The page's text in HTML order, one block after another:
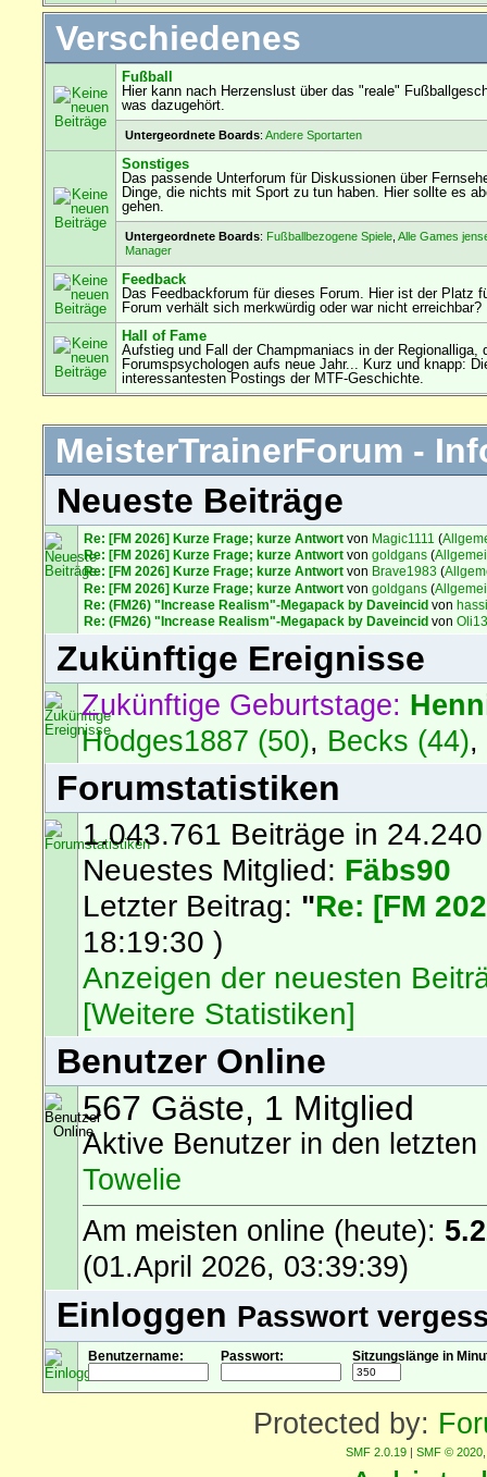
Verschiedenes
Fußball
Hier kann nach Herzenslust über das "reale"
was dazugehört.
Untergeordnete Boards: Andere Sportarten
Sonstiges
Das passende Unterforum für Diskussionen über
Dinge, die nichts mit Sport zu tun haben. Hier sollte es
gehen.
Untergeordnete Boards: Fußballbezogene Spiele, Alle Games
Manager
Feedback
Das Feedbackforum für dieses Forum. Hier ist der Platz
Forum verhält sich merkwürdig oder war nicht
Hall of Fame
Aufstieg und Fall der Champmaniacs in der Regionalliga,
Forumspsychologen aufs neue Jahr... Kurz und knapp:
interessantesten Postings der MTF-Geschichte.
MeisterTrainerForum -
Neueste Beiträge
Re: [FM 2026] Kurze Frage; kurze Antwort von Magic1111 (
Re: [FM 2026] Kurze Frage; kurze Antwort vongoldgans (
Re: [FM 2026] Kurze Frage; kurze Antwort von Brave1983 (
Re: [FM 2026] Kurze Frage; kurze Antwort vongoldgans (
Re: (FM26) "Increase Realism"-Megapack by Daveincid von
Re: (FM26) "Increase Realism"-Megapack by Daveincid von
Zukünftige Ereignisse
Zukünftige Geburtstage:
Hodges1887 (50), Becks (44),
Forumstatistiken
1.043.761 Beiträge in
Neuestes Mitglied: Fäbs90
Letzter Beitrag: "Re: [FM
18:19:30 )
Anzeigen der neuesten
[Weitere Statistiken]
Benutzer Online
567 Gäste, 1 Mitglied
Aktive Benutzer in den letzten
Towelie
Am meisten online (heute):
(01.April 2026, 03:39:39)
Einloggen Passwort
Benutzername: Passwort: Sitzungslänge in
Protected by:
SMF 2.0.19 | SMF © 2020